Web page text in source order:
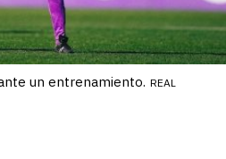
un entrenamiento. REAL